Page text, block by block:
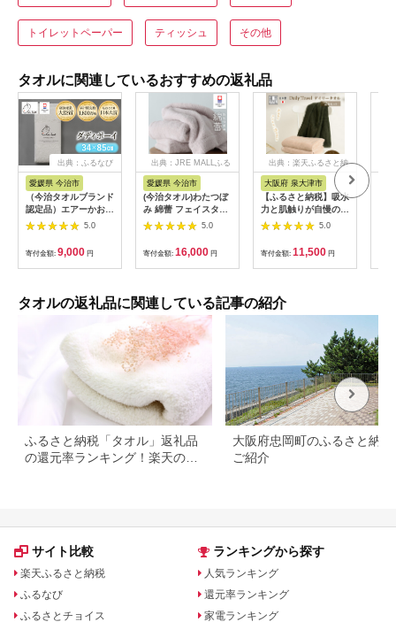
トイレットペーパー ティッシュ その他
タオルに関連しているおすすめの返礼品
出典：ふるなび
愛媛県 今治市
（今治タオルブランド
認定品）エアーかお
る ダディボーイ フ
ェイスタオル １枚
（スノーホワイト）
【I002220FT1SW】
浅野撚糸 スーパー
5.0
寄付金額: 9,000 円
出典：JRE MALLふる
さと納税
愛媛県 今治市
(今治タオル)わたつぼ
み 綿蕾 フェイスタオ
ル3枚セット アッシュ
【I003830FT3P】
【1666368】
5.0
寄付金額: 16,000 円
出典：楽天ふるさと納
大阪府 泉大津市
【ふるさと納税】吸水
力と肌触りが自慢のデ
イリーユース大判バス
タオル 2枚セット（2
色選べる大判タオル）
| バスタオル タオル
大判 泉州タオル 吸水
タオルセット 単色タ
オル 2色セットタオル
5.0
寄付金額: 11,500 円
タオルの返礼品に関連している記事の紹介
ふるさと納税「タオル」返礼品
の還元率ランキング！楽天のお
大阪府忠岡町のふるさと納税
ご紹介
サイト比較
楽天ふるさと納税
ふるなび
ふるさとチョイス
ランキングから探す
人気ランキング
還元率ランキング
家電ランキング